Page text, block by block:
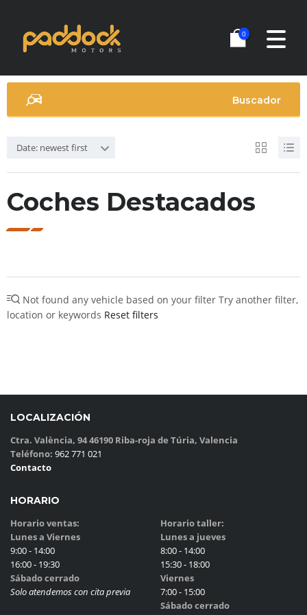
0
Buscador
Date: newest first
Coches Destacados
Not found any vehicle based on your filter Try another filter,
location or keywords Reset filters
LOCALIZACIÓN
Ctra. València, 94 46190 Riba-roja de Túria, Valencia
Teléfono: 962 771 021
Contacto
HORARIO
Horario ventas:
Lunes a Viernes
9:00 - 14:00
16:00 - 19:30
Sábado cerrado
Solo atendemos con cita previa
Horario taller:
Lunes a jueves
8:00 - 14:00
15:30 - 18:00
Viernes
7:00 - 15:00
Sábado cerrado